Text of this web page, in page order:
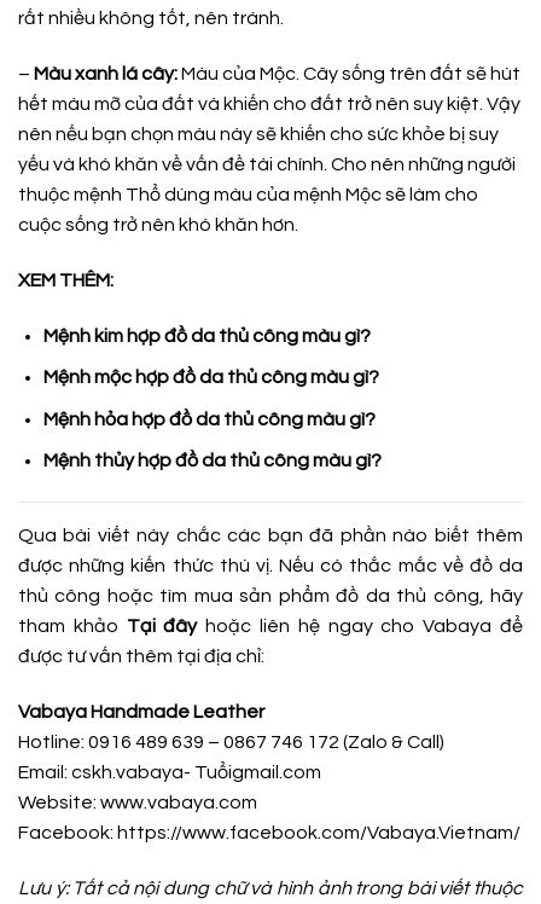
rất nhiều không tốt, nên tránh.
– Màu xanh lá cây:Màu của Mộc. Cây sống trên đất sẽ hút
hết màu mỡ của đất và khiến cho đất trở nên suy kiệt. Vậy
nên nếu bạn chọn màu này sẽ khiến cho sức khỏe bị suy
yếu và khó khăn về vấn đề tài chính. Cho nên những người
thuộc mệnh Thổ dùng màu của mệnh Mộc sẽ làm cho
cuộc sống trở nên khó khăn hơn.
XEM THÊM:
Mệnh kim hợp đồ da thủ công màu gì?
Mệnh mộc hợp đồ da thủ công màu gì?
Mệnh hỏa hợp đồ da thủ công màu gì?
Mệnh thủy hợp đồ da thủ công màu gì?
Qua bài viết này chắc các bạn đã phần nào biết thêm
được những kiến thức thú vị. Nếu có thắc mắc về đồ da
thủ công hoặc tìm mua sản phẩm đồ da thủ công, hãy
tham khảo Tại đâyhoặc liên hệ ngay cho Vabaya để
được tư vấn thêm tại địa chỉ:
Vabaya Handmade Leather
Hotline: 0916 489 639 – 0867 746 172 (Zalo & Call)
Email: cskh.vabaya- Tuổigmail.com
Website: www.vabaya.com
Facebook: https://www.facebook.com/Vabaya.Vietnam/
Lưu ý: Tất cả nội dung chữ và hình ảnh trong bài viết thuộc